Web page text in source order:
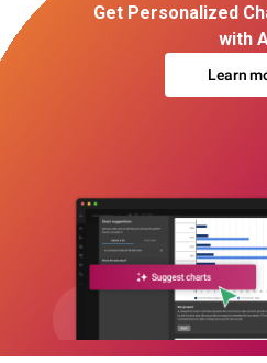
Get Personalized
with
Learn